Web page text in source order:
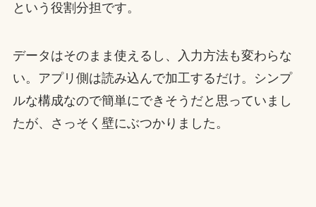
という役割分担です。
データはそのまま使えるし、入力方法も変わらな
い。アプリ側は読み込んで加工するだけ。シンプ
ルな構成なので簡単にできそうだと思っていまし
たが、さっそく壁にぶつかりました。